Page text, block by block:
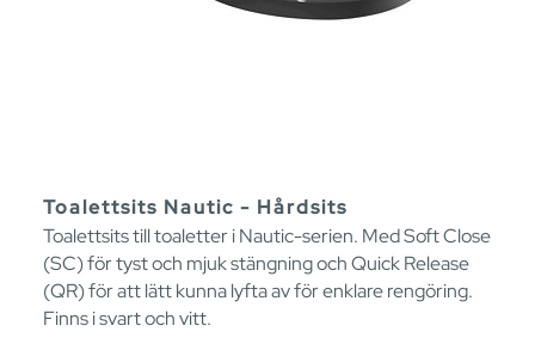
Toalettsits Nautic - Hårdsits
Toalettsits till toaletter i Nautic-serien. Med Soft Close
(SC) för tyst och mjuk stängning och Quick Release
(QR) för att lätt kunna lyfta av för enklare rengöring.
Finns i svart och vitt.